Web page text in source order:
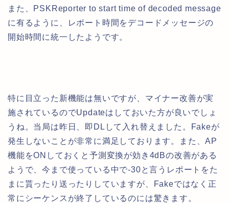
また、PSKReporter to start time of decoded message
に有るように、レポート時間をデコードメッセージの
開始時間に統一したようです。
特に目立った新機能は無いですが、マイナー改善が実
施されているのでUpdateはしておいた方が良いでしょ
うね。当局は昨日、即DLして入れ替えました。Fakeが
発生しないことが非常に満足しております。また、AP
機能をONしておくと予測変換が効き4dBの改善がある
ようで、今まで使っている中で-30と言うレポートをた
まに貰ったり送ったりしていますが、Fakeではなく正
常にシーケンスが終了しているのには驚きます。